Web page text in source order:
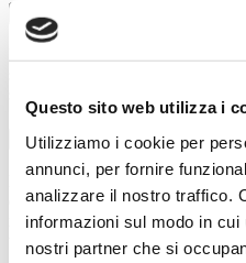
Questo sito web utilizza i
Utilizziamo i cookie per
annunci, per fornire
analizzare il nostro traffico.
informazioni sul modo in
nostri partner che si
Come posso controllare lo stato dei
Quanto tempo ci vuole per
Rispondiamo a tutte le richieste
questioni urgenti, ti consigliamo
numero +39 0694 800 800 o il
tecnica immediata.